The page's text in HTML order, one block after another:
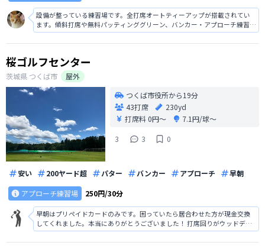
設備が整っている練習場です。全打席オートティーアップが搭載されてい
ます。傾斜打席や無料パッティンググリーン、バンカー・アプローチ練習場
があり、実践的な練習ができます。夏には扇風機、冬は大型ストーブが設
置されます。
桜ゴルフセンター
茨城県 つくば市
屋外
つくば市役所から19分
43打席
230yd
打席料0円〜
7.1円/球〜
3
3 0
安い 200ヤード超 パター バンカー アプローチ
早朝
アプローチ練習場
250円/30分
早朝はプリペイドカードのみです。困っていたら居合わせた方が現金交換
してくれました。本当にありがとうございました！ 打席回りがウッドデッ
キ調でお洒落です。古さは感じますが綺麗にされているのでそういう意味
で星4です。幅、奥行きともに広いので近所なら通ってます。